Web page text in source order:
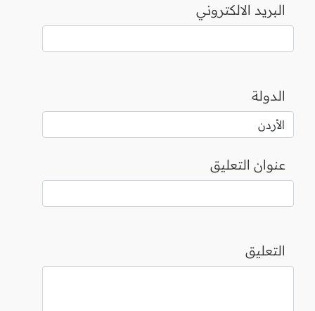
البريد الالكتروني
الدولة
عنوان التعليق
التعليق